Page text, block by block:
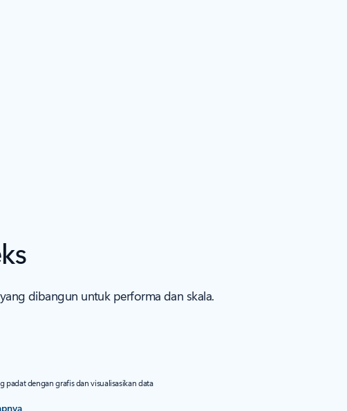
dibangun untuk performa dan skala.
padat dengan grafis dan visualisasikan data